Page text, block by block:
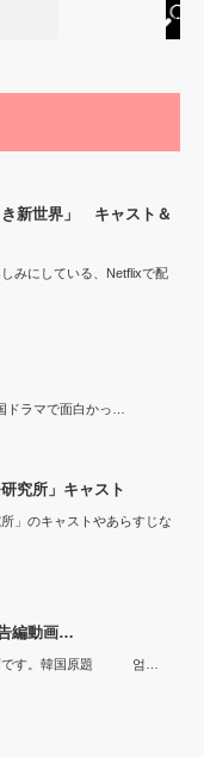
新世界」 キャスト＆
みにしている、Netflixで配
ラマで面白かっ…
究所」キャスト
」のキャストやあらすじな
編動画…
画です。韓国原題 엄…